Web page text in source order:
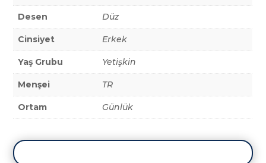
Desen Düz
Cinsiyet Erkek
Yaş Grubu Yetişkin
Menşei TR
Ortam Günlük